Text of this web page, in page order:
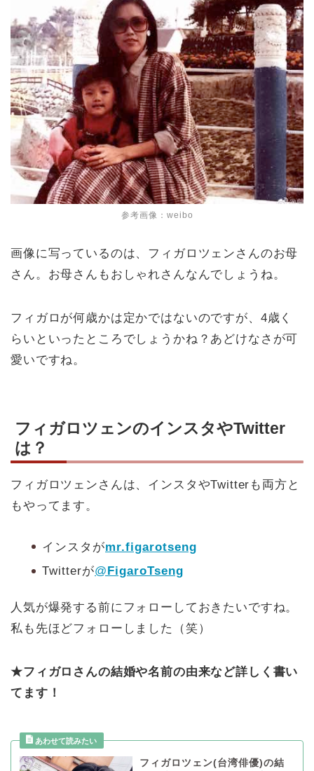
参考画像：weibo
画像に写っているのは、フィガロツェンさんのお母
さん。お母さんもおしゃれさんなんでしょうね。
フィガロが何歳かは定かではないのですが、4歳く
らいといったところでしょうかね？あどけなさが可
愛いですね。
フィガロツェンのインスタやTwitter
は？
フィガロツェンさんは、インスタやTwitterも両方と
もやってます。
インスタがmr.figarotseng
Twitterが@ FigaroTseng
人気が爆発する前にフォローしておきたいですね。
私も先ほどフォローしました（笑）
★フィガロさんの結婚や名前の由来など詳しく書い
てます！
フィガロツェン(台湾俳優)の結